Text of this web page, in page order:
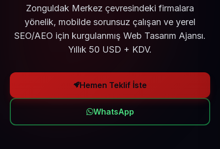
Zonguldak Merkez çevresindeki firmalara
yönelik, mobilde sorunsuz çalışan ve yerel
SEO/AEO için kurgulanmış Web Tasarım Ajansı.
Yıllık 50 USD + KDV.
Hemen Teklif İste
WhatsApp